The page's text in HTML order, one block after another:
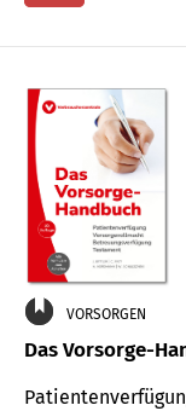
VORSORGEN
Das Vorsorge-